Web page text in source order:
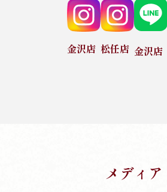
金沢店 松任店 金沢店
メディア